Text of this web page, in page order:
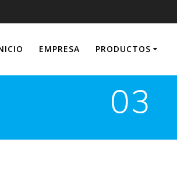
EMPRESA PRODUCTOS
03